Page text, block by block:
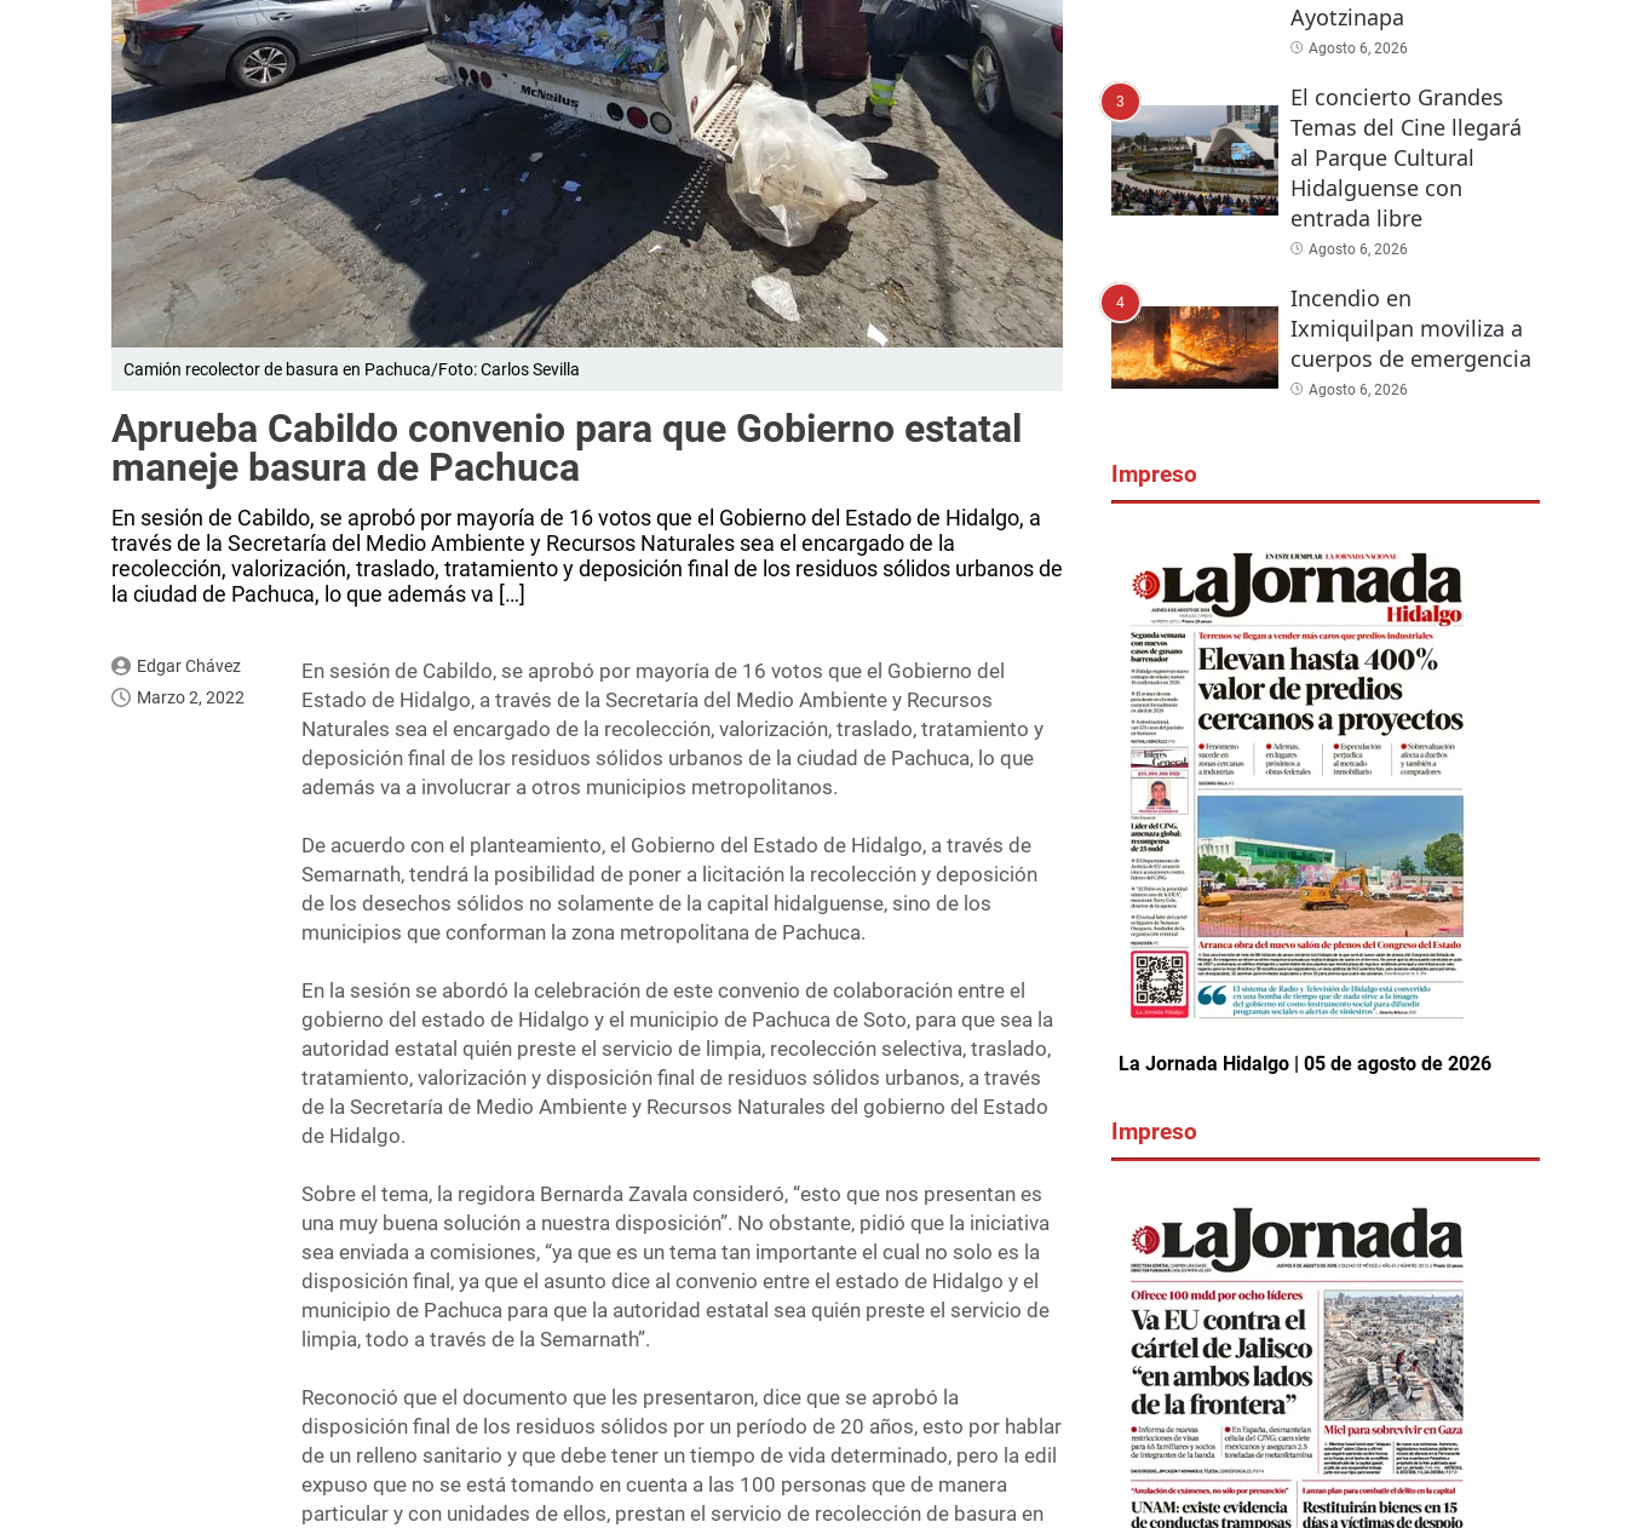
Camión recolector de basura en Pachuca/Foto: Carlos Sevilla
Aprueba Cabildo convenio para que Gobierno estatal
maneje basura de Pachuca
En sesión de Cabildo, se aprobó por mayoría de 16 votos que el Gobierno del Estado de Hidalgo, a
través de la Secretaría del Medio Ambiente y Recursos Naturales sea el encargado de la
recolección, valorización, traslado, tratamiento y deposición final de los residuos sólidos urbanos de
la ciudad de Pachuca, lo que además va […]
Edgar Chávez
Marzo 2, 2022
En sesión de Cabildo, se aprobó por mayoría de 16 votos que el Gobierno del
Estado de Hidalgo, a través de la Secretaría del Medio Ambiente y Recursos
Naturales sea el encargado de la recolección, valorización, traslado, tratamiento y
deposición final de los residuos sólidos urbanos de la ciudad de Pachuca, lo que
además va a involucrar a otros municipios metropolitanos.
De acuerdo con el planteamiento, el Gobierno del Estado de Hidalgo, a través de
Semarnath, tendrá la posibilidad de poner a licitación la recolección y deposición
de los desechos sólidos no solamente de la capital hidalguense, sino de los
municipios que conforman la zona metropolitana de Pachuca.
En la sesión se abordó la celebración de este convenio de colaboración entre el
gobierno del estado de Hidalgo y el municipio de Pachuca de Soto, para que sea la
autoridad estatal quién preste el servicio de limpia, recolección selectiva, traslado,
tratamiento, valorización y disposición final de residuos sólidos urbanos, a través
de la Secretaría de Medio Ambiente y Recursos Naturales del gobierno del Estado
de Hidalgo.
Sobre el tema, la regidora Bernarda Zavala consideró, “esto que nos presentan es
una muy buena solución a nuestra disposición”. No obstante, pidió que la iniciativa
sea enviada a comisiones, “ya que es un tema tan importante el cual no solo es la
disposición final, ya que el asunto dice al convenio entre el estado de Hidalgo y el
municipio de Pachuca para que la autoridad estatal sea quién preste el servicio de
limpia, todo a través de la Semarnath”.
Reconoció que el documento que les presentaron, dice que se aprobó la
disposición final de los residuos sólidos por un período de 20 años, esto por hablar
de un relleno sanitario y que debe tener un tiempo de vida determinado, pero la edil
expuso que no se está tomando en cuenta a las 100 personas que de manera
particular y con unidades de ellos, prestan el servicio de recolección de basura en
Ayotzinapa
Agosto 6, 2026
3
El concierto Grandes
Temas del Cine llegará
al Parque Cultural
Hidalguense con
entrada libre
Agosto 6, 2026
4
Incendio en
Ixmiquilpan moviliza a
cuerpos de emergencia
Agosto 6, 2026
Impreso
La Jornada Hidalgo | 05 de agosto de 2026
Impreso